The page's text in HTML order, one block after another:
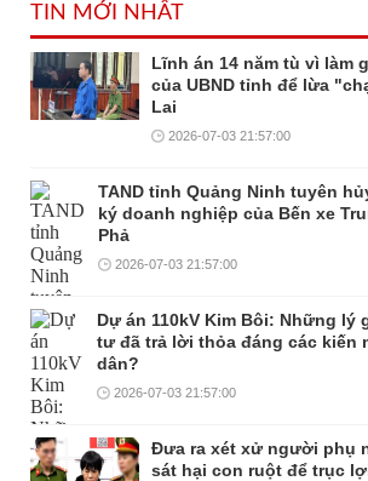
TIN MỚI NHẤT
Lĩnh án 14 năm tù vì làm
của UBND tỉnh để lừa
Lai
2026-07-03 21:57:00
TAND tỉnh Quảng Ninh tuyên
ký doanh nghiệp của Bến xe
Phả
2026-07-03 21:57:00
Dự án 110kV Kim Bôi: Những lý
tư đã trả lời thỏa đáng các kiến
dân?
2026-07-03 21:57:00
Đưa ra xét xử người phụ
sát hại con ruột để trục